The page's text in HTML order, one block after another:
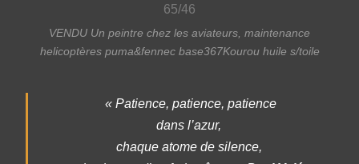
VENDU Un peintre chez les aviateurs, maintenance
helicoptères puma&fennec base367Kourou huile s/toile
« Patience, patience, patience
dans l’azur,
chaque atome de silence,